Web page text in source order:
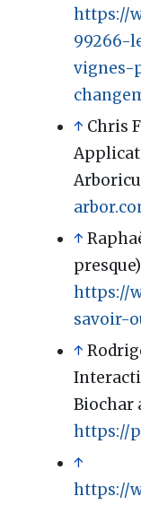
https://
99266-
vignes-
↑ Chris
↑
https://
savoir-
↑
Biochar
https://
↑
https://